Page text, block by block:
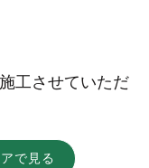
工させていただ
で見る